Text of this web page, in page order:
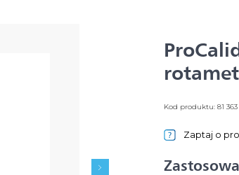
Kod produktu: 81 363
Zaptaj o